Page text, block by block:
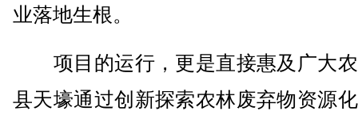
业落地生根。
项目的运行，更是直接惠及广大
县天壕通过创新探索农林废弃物资源